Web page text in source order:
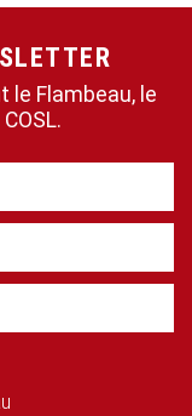
le Flambeau, le